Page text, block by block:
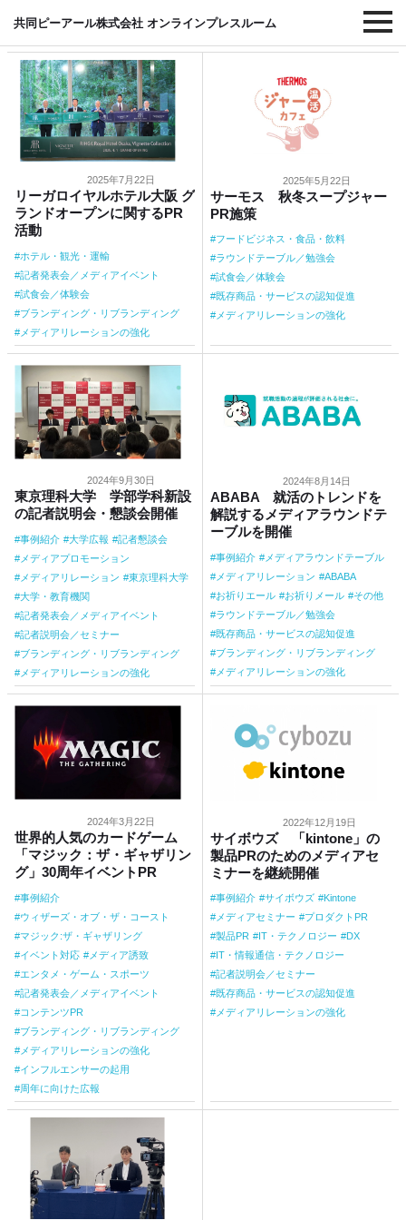
共同ピーアール株式会社 オンラインプレスルーム
#メディアリレーションの強化
2025年7月22日
リーガロイヤルホテル大阪 グ
ランドオープンに関するPR
活動
ホテル・観光・運輸
記者発表会／メディアイベント
試食会／体験会
ブランディング・リブランディング
メディアリレーションの強化
2025年5月22日
サーモス 秋冬スープジャー
PR施策
フードビジネス・食品・飲料
ラウンドテーブル／勉強会
試食会／体験会
既存商品・サービスの認知促進
メディアリレーションの強化
2024年9月30日
東京理科大学 学部学科新設
の記者説明会・懇談会開催
事例紹介 大学広報
記者懇談会
メディアプロモーション
メディアリレーション
東京理科大学
大学・教育機関
記者発表会／メディアイベント
記者説明会／セミナー
ブランディング・リブランディング
メディアリレーションの強化
2024年8月14日
ABABA 就活のトレンドを
解説するメディアラウンドテ
ーブルを開催
事例紹介
メディアラウンドテーブル
メディアリレーション
ABABA
お祈りエール
お祈りメール
その他
ラウンドテーブル／勉強会
既存商品・サービスの認知促進
ブランディング・リブランディング
メディアリレーションの強化
2024年3月22日
世界的人気のカードゲーム
「マジック：ザ・ギャザリン
グ」30周年イベントPR
事例紹介
ウィザーズ・オブ・ザ・コースト
マジック:ザ・ギャザリング
イベント対応
メディア誘致
エンタメ・ゲーム・スポーツ
記者発表会／メディアイベント
コンテンツPR
ブランディング・リブランディング
メディアリレーションの強化
インフルエンサーの起用
周年に向けた広報
2022年12月19日
サイボウズ 「kintone」の
製品PRのためのメディアセ
ミナーを継続開催
事例紹介 サイボウズ
Kintone
メディアセミナー
プロダクトPR
製品PR
IT・テクノロジー
DX
IT・情報通信・テクノロジー
記者説明会／セミナー
既存商品・サービスの認知促進
メディアリレーションの強化